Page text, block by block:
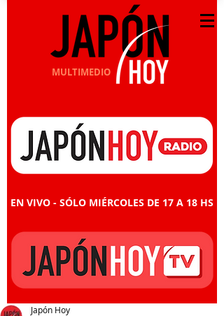
MULTIMEDIO
EN VIVO - SÓLO MIÉRCOLES DE 17 A 18 HS
Japón Hoy